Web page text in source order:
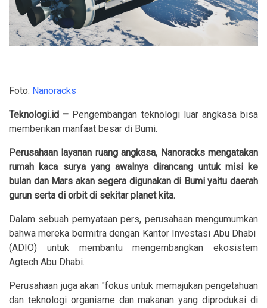
Foto: Nanoracks
Teknologi.id – Pengembangan teknologi luar angkasa bisa
memberikan manfaat besar di Bumi.
Perusahaan layanan ruang angkasa, Nanoracks mengatakan
rumah kaca surya yang awalnya dirancang untuk misi ke
bulan dan Mars akan segera digunakan di Bumi yaitu daerah
gurun serta di orbit di sekitar planet kita.
Dalam sebuah pernyataan pers, perusahaan mengumumkan
bahwa mereka bermitra dengan Kantor Investasi Abu Dhabi
(ADIO) untuk membantu mengembangkan ekosistem
Agtech Abu Dhabi.
Perusahaan juga akan "fokus untuk memajukan pengetahuan
dan teknologi organisme dan makanan yang diproduksi di